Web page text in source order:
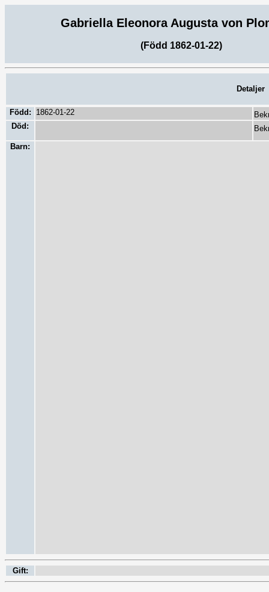
Gabriella Eleonora Augusta von
(Född 1862-01-22)
Detaljer
Född: 1862-01-22
Död:
Barn:
Gift: